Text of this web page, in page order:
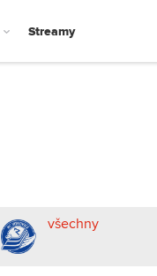
Streamy
všechny